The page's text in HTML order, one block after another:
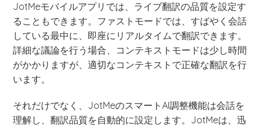
JotMeモバイルアプリでは、ライブ翻訳の品質を設定す
ることもできます。ファストモードでは、すばやく会話
している最中に、即座にリアルタイムで翻訳できます。
詳細な議論を行う場合、コンテキストモードは少し時間
がかかりますが、適切なコンテキストで正確な翻訳を行
います。
それだけでなく、JotMeのスマートAI調整機能は会話を
理解し、翻訳品質を自動的に設定します。JotMeは、迅